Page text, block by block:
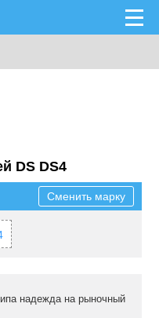
DS DS4
Сменить марку
надежда на рыночный